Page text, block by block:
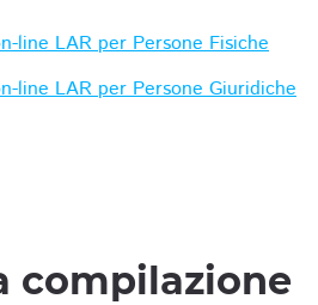
line LAR per Persone Fisiche
line LAR per Persone Giuridiche
compilazione